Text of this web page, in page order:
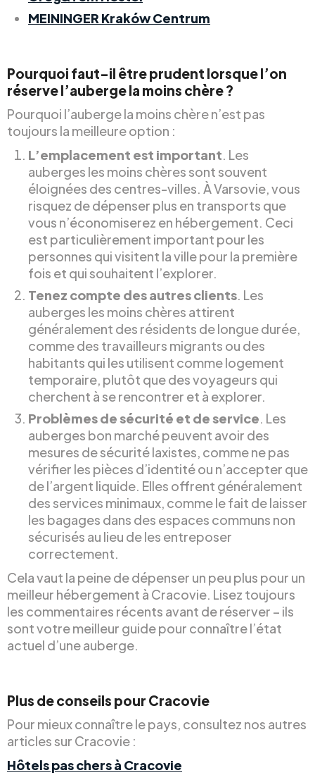
MEININGER Kraków Centrum
Pourquoi faut-il être prudent lorsque l’on
réserve l’auberge la moins chère ?
Pourquoi l’auberge la moins chère n’est pas
toujours la meilleure option :
L’emplacement est important . Les
auberges les moins chères sont souvent
éloignées des centres-villes. À Varsovie, vous
risquez de dépenser plus en transports que
vous n’économiserez en hébergement. Ceci
est particulièrement important pour les
personnes qui visitent la ville pour la première
fois et qui souhaitent l’explorer.
Tenez compte des autres clients . Les
auberges les moins chères attirent
généralement des résidents de longue durée,
comme des travailleurs migrants ou des
habitants qui les utilisent comme logement
temporaire, plutôt que des voyageurs qui
cherchent à se rencontrer et à explorer.
Problèmes de sécurité et de service . Les
auberges bon marché peuvent avoir des
mesures de sécurité laxistes, comme ne pas
vérifier les pièces d’identité ou n’accepter que
de l’argent liquide. Elles offrent généralement
des services minimaux, comme le fait de laisser
les bagages dans des espaces communs non
sécurisés au lieu de les entreposer
correctement.
Cela vaut la peine de dépenser un peu plus pour un
meilleur hébergement à Cracovie. Lisez toujours
les commentaires récents avant de réserver – ils
sont votre meilleur guide pour connaître l’état
actuel d’une auberge.
Plus de conseils pour Cracovie
Pour mieux connaître le pays, consultez nos autres
articles sur Cracovie :
Hôtels pas chers à Cracovie